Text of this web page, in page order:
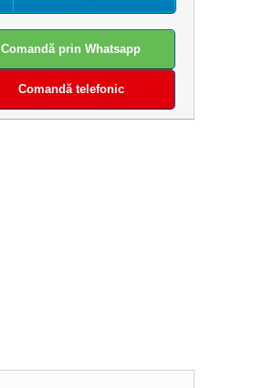
Comandă prin Whatsapp
Comandă telefonic